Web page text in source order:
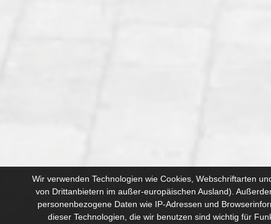
Wir verwenden Technologien wie Cookies, Webschriftarten
von Drittanbietern im außer-europäischen Ausland).
personenbezogene Daten wie IP-Adressen und
dieser Technologien, die wir benutzen sind wichtig für